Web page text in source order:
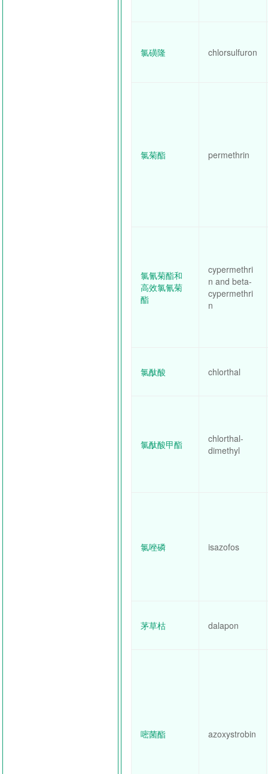
氯磺隆 chlorsulfuron
氯菊酯 permethrin
氯氰菊酯和
高效氯氰菊
酯
cypermethri
n and beta-
cypermethri
n
氯酞酸 chlorthal
氯酞酸甲酯
chlorthal-
dimethyl
氯唑磷 isazofos
茅草枯 dalapon
嘧菌酯 azoxystrobin